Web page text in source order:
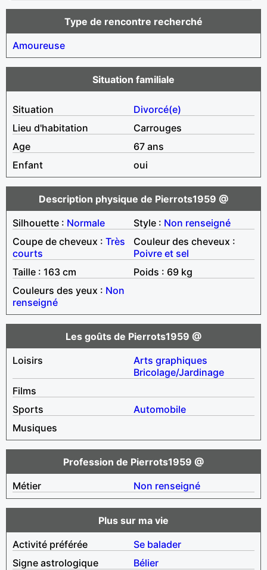
Type de rencontre recherché
Amoureuse
Situation familiale
Situation
Divorcé(e)
Lieu d'habitation
Carrouges
Age
67 ans
Enfant
oui
Description physique de Pierrots1959 @
Silhouette : Normale Style : Non renseigné
Coupe de cheveux : Très
courts
Couleur des cheveux :
Poivre et sel
Taille : 163 cm
Poids : 69 kg
Couleurs des yeux : Non
renseigné
Les goûts de Pierrots1959 @
Loisirs
Arts graphiques
Bricolage/Jardinage
Films
Sports
Automobile
Musiques
Profession de Pierrots1959 @
Métier
Non renseigné
Plus sur ma vie
Activité préférée
Se balader
Signe astrologique
Bélier